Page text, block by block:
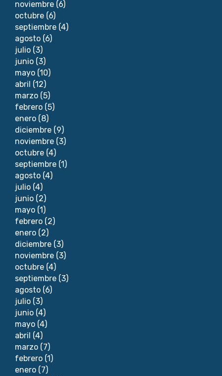
noviembre (6)
octubre (6)
septiembre (4)
agosto (6)
julio (3)
junio (3)
mayo (10)
abril (12)
marzo (5)
febrero (5)
enero (8)
diciembre (9)
noviembre (3)
octubre (4)
septiembre (1)
agosto (4)
julio (4)
junio (2)
mayo (1)
febrero (2)
enero (2)
diciembre (3)
noviembre (3)
octubre (4)
septiembre (3)
agosto (6)
julio (3)
junio (4)
mayo (4)
abril (4)
marzo (7)
febrero (1)
enero (7)